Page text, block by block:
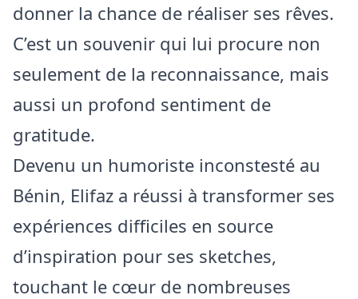
donner la chance de réaliser ses rêves.
C’est un souvenir qui lui procure non
seulement de la reconnaissance, mais
aussi un profond sentiment de
gratitude.
Devenu un humoriste inconstesté au
Bénin, Elifaz a réussi à transformer ses
expériences difficiles en source
d’inspiration pour ses sketches,
touchant le cœur de nombreuses